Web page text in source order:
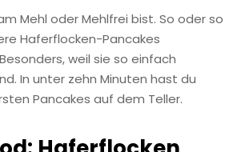
Mehl oder Mehlfrei bist. So oder so
Haferflocken-Pancakes
weil sie so einfach
In unter zehn Minuten hast du
Pancakes auf dem Teller.